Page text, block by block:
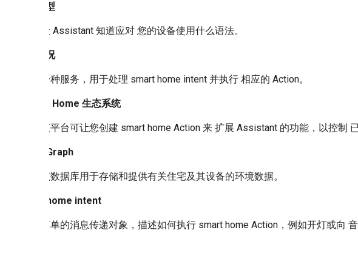
设备类型
让 Assistant 知道应对 您的设备使用什么语法。
履行情况
一种服务，用于处理 smart home intent 并执行 相应的 Action。
Google Home 生态系统
该平台可让您创建 smart home Action 来 扩展 Assistant 的功能，以控制
Home Graph
该数据库用于存储和提供有关住宅及其设备的环境数据。
smart home intent
简单的消息传递对象，描述如何执行 smart home Action，例如开灯或向